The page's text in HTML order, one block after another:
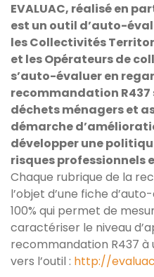
EVALUAC, réalisé en
est un outil d’auto-
les Collectivités
et les Opérateurs de
s’auto-évaluer en
recommandation R437
déchets ménagers et
démarche
développer une
risques professionnels
Chaque rubrique de la
l’objet d’une fiche
100% qui permet de
caractériser le niveau
recommandation R437 à
vers l’outil : http://